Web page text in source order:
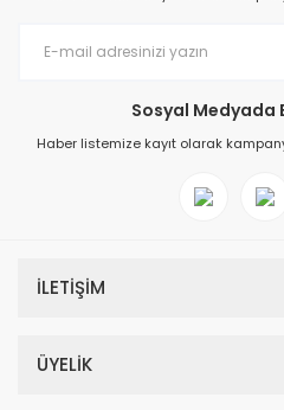
Sosyal Medyada
Haber listemize kayıt olarak
İLETİŞİM
ÜYELİK